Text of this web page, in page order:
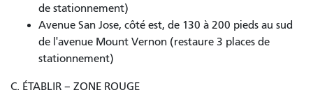
de stationnement)
Avenue San Jose, côté est, de 130 à 200 pieds au sud
de l'avenue Mount Vernon (restaure 3 places de
stationnement)
C. ÉTABLIR – ZONE ROUGE